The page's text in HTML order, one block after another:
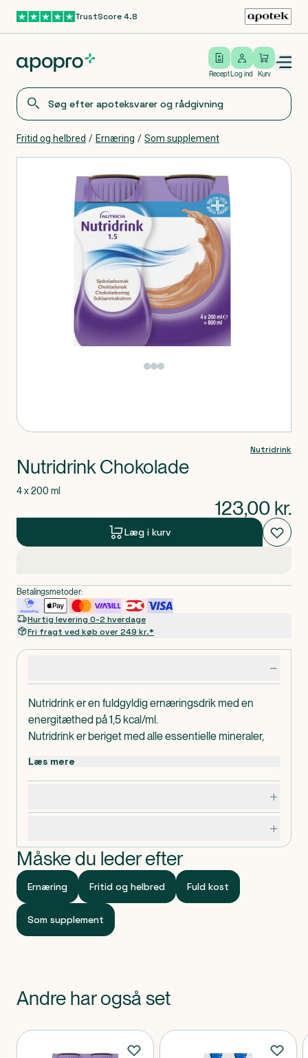
Gå til hovedindholdTrustScore 4.8
Recept
Log ind
Log ind Kurv
Open/close menu
Fritid og helbred / Ernæring / Som supplement
Nutridrink er en fuldgyldig ernæringsdrik med en
energitæthed på 1,5 kcal/ml.
Nutridrink er beriget med alle essentielle mineraler,
Til ernæringsmæssig behandling af sygdomsrelateret
underernæring og/eller ved øgede
Dispenseringsform
Flydende.
Læs mere
Måske du leder efter
Ernæring Fritid og helbred Fuld kost
Som supplement
Nutridrink
Nutridrink Chokolade
4 x 200 ml
123,00 kr.
Læg i kurv
Betalingsmetoder:
Hurtig levering 0-2 hverdage
Fri fragt ved køb over 249 kr.*
Andre har også set
Produkter